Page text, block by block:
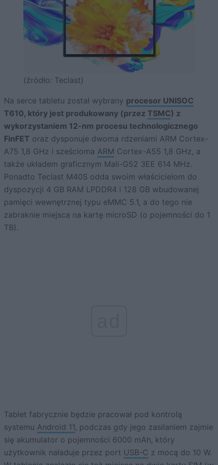
(źródło: Teclast)
Na serce tabletu został wybrany procesor UNISOC
T610, który jest produkowany (przez TSMC) z
wykorzystaniem 12-nm procesu technologicznego
FinFET oraz dysponuje dwoma rdzeniami ARM Cortex-
A75 1,8 GHz i sześcioma ARM Cortex-A55 1,8 GHz, a
także układem graficznym Mali-G52 3EE 614 MHz.
Ponadto Teclast M40S odda swoim właścicielom do
dyspozycji 4 GB RAM LPDDR4 i 128 GB wbudowanej
pamięci wewnętrznej typu eMMC 5.1, a do tego nie
zabraknie miejsca na kartę microSD (o pojemności do 1
TB).
Tablet fabrycznie będzie pracował pod kontrolą
systemu Android 11, podczas gdy jego zasilaniem zajmie
się akumulator o pojemności 6000 mAh, który
użytkownik naładuje przez port USB-C z mocą do 10 W.